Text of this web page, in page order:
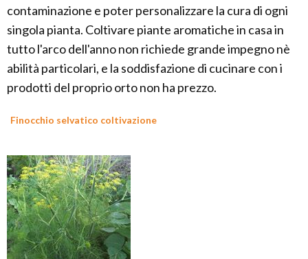
contaminazione e poter personalizzare la cura di ogni
singola pianta. Coltivare piante aromatiche in casa in
tutto l'arco dell'anno non richiede grande impegno nè
abilità particolari, e la soddisfazione di cucinare con i
prodotti del proprio orto non ha prezzo.
Finocchio selvatico coltivazione